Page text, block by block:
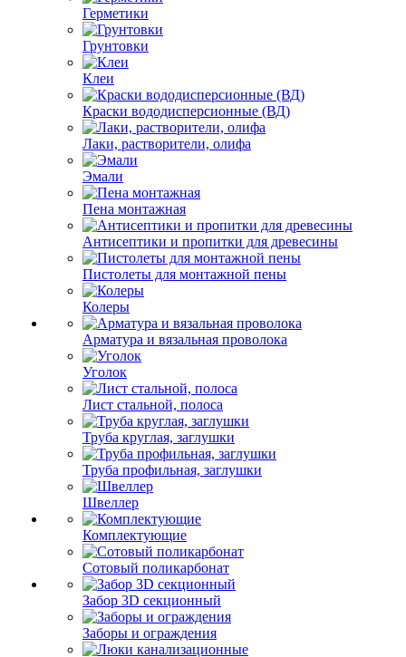
Герметики
Грунтовки
Клеи
Краски вододисперсионные (ВД)
Лаки, растворители, олифа
Эмали
Пена монтажная
Антисептики и пропитки для древесины
Пистолеты для монтажной пены
Колеры
Арматура и вязальная проволока
Уголок
Лист стальной, полоса
Труба круглая, заглушки
Труба профильная, заглушки
Швеллер
Комплектующие
Сотовый поликарбонат
Забор 3D секционный
Заборы и ограждения